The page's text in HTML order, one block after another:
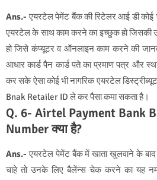
Ans.- एयरटेल पेमेंट बैंक की रिटेलर आई डी कोई
एयरटेल के साथ काम करने का इच्छुक हो जिसकी
हो जिसे कंप्यूटर व ऑनलाइन काम करने की
आधार कार्ड पैन कार्ड पते का प्रमाण पत्र और
कर सके ऐसा कोई भी नागरिक एयरटेल
Bnak Retailer ID ले कर पैसा कमा सकता है।
Q. 6- Airtel Payment Bank
Number क्‍या है?
Ans.- एयरटेल पेमेंट बैंक में खाता खुलवाने के
चाहे तो उनके लिए बैलेंन्‍स चेक करने का यह